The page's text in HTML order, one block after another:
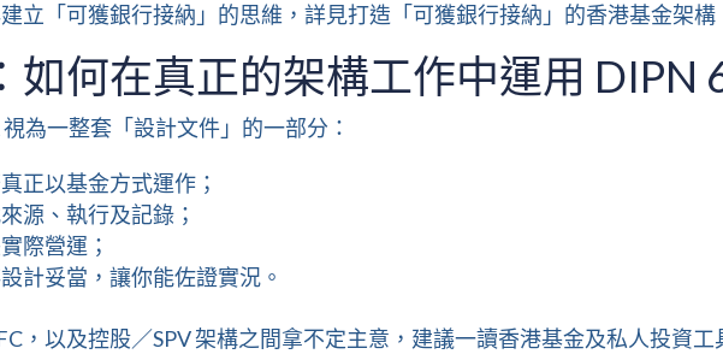
立「可獲銀行接納」的思維，詳見打造「可獲銀行接納」的香港基金架構
如何在真正的架構工作中運用 DIPN
為一整套「設計文件」的一部分：
正以基金方式運作；
源、執行及記錄；
際營運；
計妥當，讓你能佐證實況。
，以及控股／SPV 架構之間拿不定主意，建議一讀香港基金及私人投資工